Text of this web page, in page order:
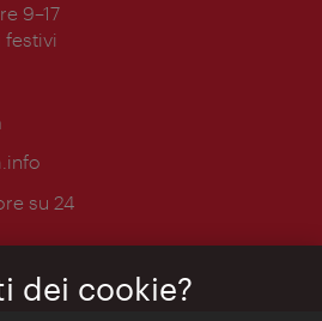
9–17
festivi
su 24
dei cookie?